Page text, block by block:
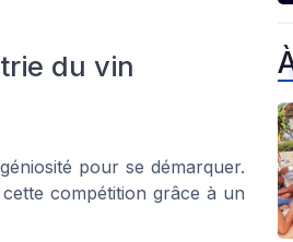
du vin
pour se démarquer.
compétition grâce à un